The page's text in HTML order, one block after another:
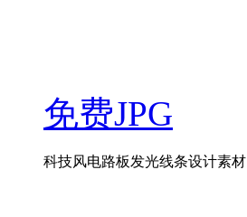
免费JPG
科技风电路板发光线条设计素材